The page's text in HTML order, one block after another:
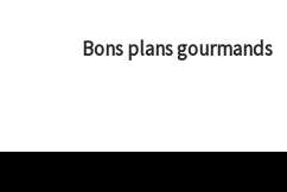
Bons plans gourmands